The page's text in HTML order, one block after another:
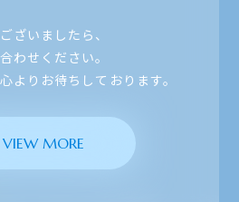
ざいましたら、
わせください。
よりお待ちしております。
VIEW MORE